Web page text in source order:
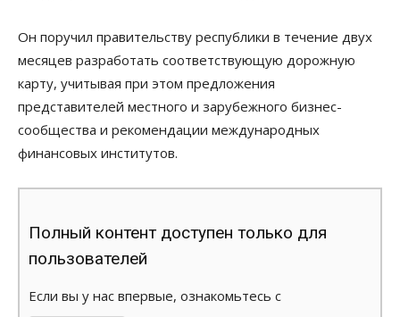
Он поручил правительству республики в течение двух
месяцев разработать соответствующую дорожную
карту, учитывая при этом предложения
представителей местного и зарубежного бизнес-
сообщества и рекомендации международных
финансовых институтов.
Полный контент доступен только для
пользователей
Если вы у нас впервые, ознакомьтесь с